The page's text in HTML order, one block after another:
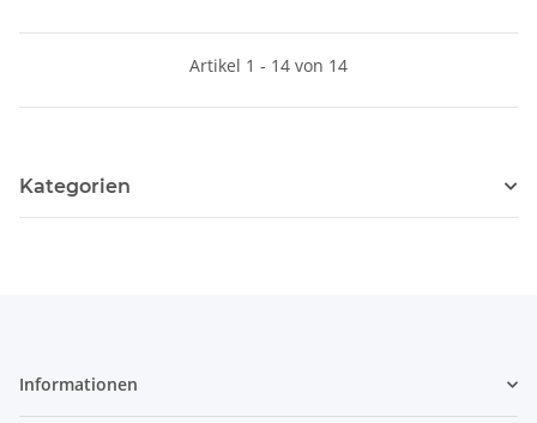
Artikel 1 - 14 von 14
Kategorien
Informationen